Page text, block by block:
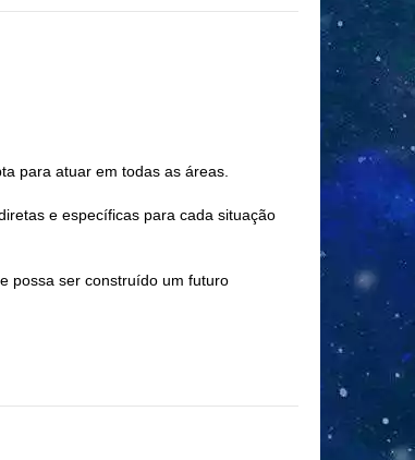
para atuar em todas as áreas.
e específicas para cada situação
possa ser construído um futuro